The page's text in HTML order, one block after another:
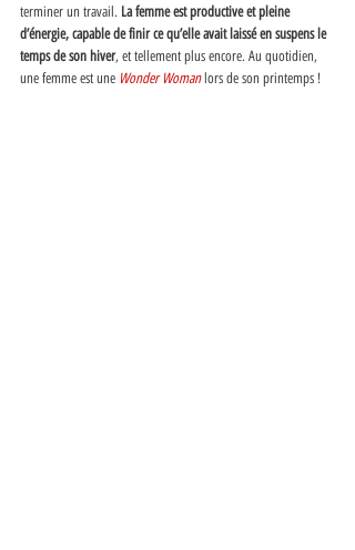
terminer un travail. La femme est productive et pleine
d’énergie, capable de finir ce qu’elle avait laissé en suspens le
temps de son hiver, et tellement plus encore. Au quotidien,
une femme est une Wonder Woman lors de son printemps !